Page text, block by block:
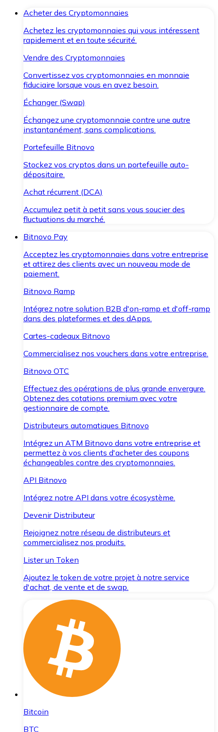
Acheter des Cryptomonnaies
Achetez les cryptomonnaies qui vous intéressent
rapidement et en toute sécurité.
Vendre des Cryptomonnaies
Convertissez vos cryptomonnaies en monnaie
fiduciaire lorsque vous en avez besoin.
Échanger (Swap)
Échangez une cryptomonnaie contre une autre
instantanément, sans complications.
Portefeuille Bitnovo
Stockez vos cryptos dans un portefeuille auto-
dépositaire.
Achat récurrent (DCA)
Accumulez petit à petit sans vous soucier des
fluctuations du marché.
Bitnovo Pay
Acceptez les cryptomonnaies dans votre entreprise
et attirez des clients avec un nouveau mode de
paiement.
Bitnovo Ramp
Intégrez notre solution B2B d'on-ramp et d'off-ramp
dans des plateformes et des dApps.
Cartes-cadeaux Bitnovo
Commercialisez nos vouchers dans votre entreprise.
Bitnovo OTC
Effectuez des opérations de plus grande envergure.
Obtenez des cotations premium avec votre
gestionnaire de compte.
Distributeurs automatiques Bitnovo
Intégrez un ATM Bitnovo dans votre entreprise et
permettez à vos clients d'acheter des coupons
échangeables contre des cryptomonnaies.
API Bitnovo
Intégrez notre API dans votre écosystème.
Devenir Distributeur
Rejoignez notre réseau de distributeurs et
commercialisez nos produits.
Lister un Token
Ajoutez le token de votre projet à notre service
d'achat, de vente et de swap.
Bitcoin
BTC